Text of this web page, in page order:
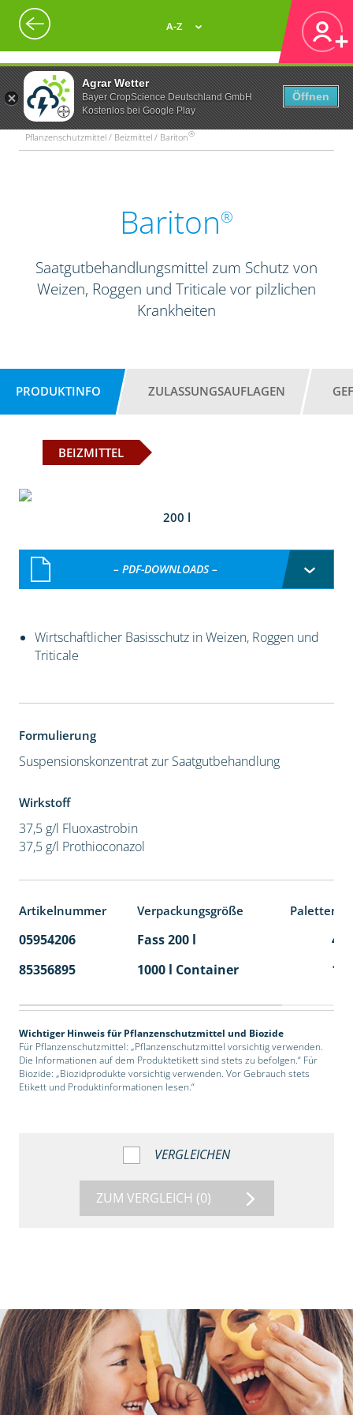
Agrar Wetter
Bayer CropScience Deutschland GmbH
Kostenlos bei Google Play
Öffnen
A-Z
Pflanzenschutzmittel / Beizmittel / Bariton®
Bariton®
Saatgutbehandlungsmittel zum Schutz von
Weizen, Roggen und Triticale vor pilzlichen
Krankheiten
PRODUKTINFO ZULASSUNGSAUFLAGEN
BEIZMITTEL
200 l
– PDF-DOWNLOADS –
Wirtschaftlicher Basisschutz in Weizen, Roggen und
Triticale
Formulierung
Suspensionskonzentrat zur Saatgutbehandlung
Wirkstoff
37,5 g/l Fluoxastrobin
37,5 g/l Prothioconazol
Artikelnummer Verpackungsgröße
05954206 Fass 200 l
4
85356895
1000 l Container 1
Wichtiger Hinweis für Pflanzenschutzmittel und Biozide
Für Pflanzenschutzmittel: „Pflanzenschutzmittel vorsichtig verwenden.
Die Informationen auf dem Produktetikett sind stets zu befolgen.“ Für
Biozide: „Biozidprodukte vorsichtig verwenden. Vor Gebrauch stets
Etikett und Produktinformationen lesen.“
VERGLEICHEN
ZUM VERGLEICH (0)